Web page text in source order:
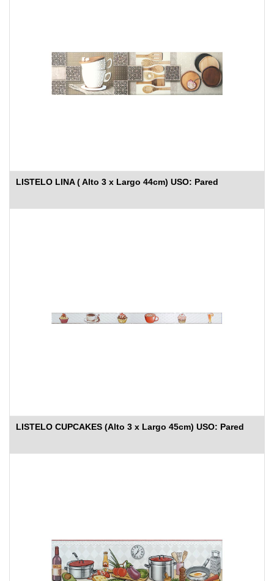
LISTELO LINA ( Alto 3 x Largo 44cm) USO: Pared
LISTELO CUPCAKES (Alto 3 x Largo 45cm) USO: Pared